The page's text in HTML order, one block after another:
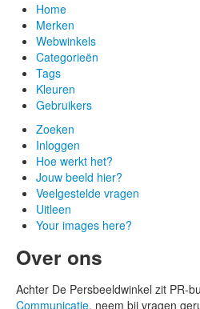
Home
Merken
Webwinkels
Categorieën
Tags
Kleuren
Gebruikers
Zoeken
Inloggen
Hoe werkt het?
Jouw beeld hier?
Veelgestelde vragen
Uitleen
Your images here?
Over ons
Achter De Persbeeldwinkel zit PR-
Communicatie, neem bij vragen